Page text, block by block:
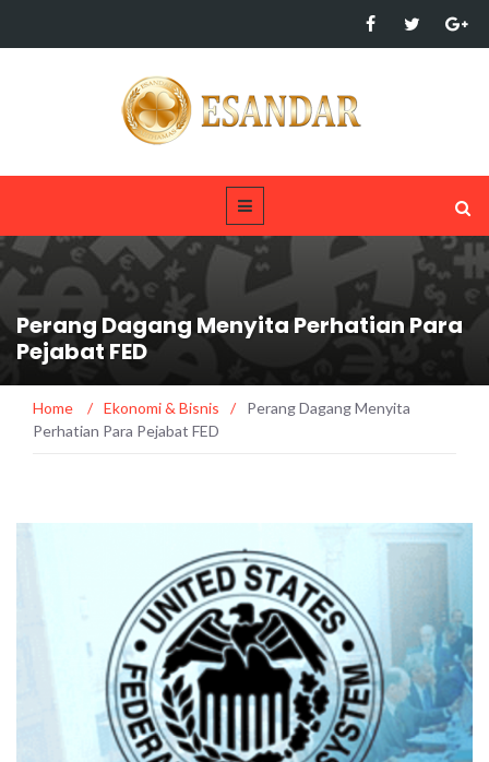
Perang Dagang Menyita Perhatian Para
Pejabat FED
Home / Ekonomi & Bisnis /
Perang Dagang Menyita
Perhatian Para Pejabat FED